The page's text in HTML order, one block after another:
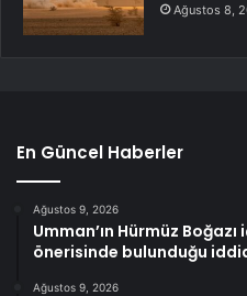
Ağustos 8,
En Güncel Haberler
Ağustos 9, 2026
Umman’ın Hürmüz
önerisinde bulunduğu
Ağustos 9, 2026